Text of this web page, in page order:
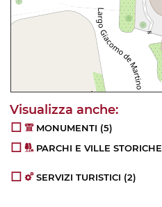
MONUMENTI (5)
PARCHI E VILLE STORICHE
SERVIZI TURISTICI (2)